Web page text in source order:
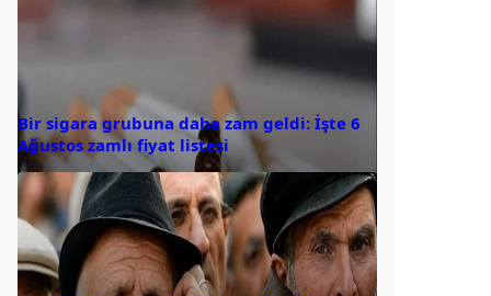
Bir sigara grubuna daha zam geldi: İşte 6
Ağustos zamlı fiyat listesi